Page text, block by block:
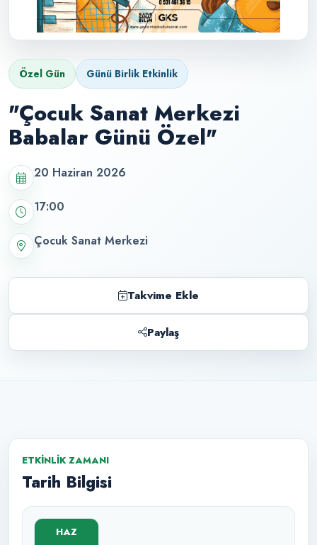
Özel Gün Günü Birlik Etkinlik
"Çocuk Sanat Merkezi
Babalar Günü Özel"
20 Haziran 2026
17:00
Çocuk Sanat Merkezi
Takvime Ekle
Paylaş
ETKINLIK ZAMANI
Tarih Bilgisi
HAZ